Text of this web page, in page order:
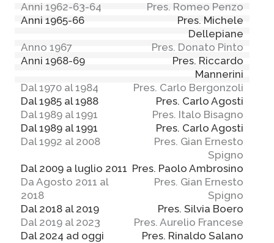
Anni 1962-63-64
Pres. Romeo Penzo
Anni 1965-66
Pres. Michele
Dellepiane
Anno 1967
Pres. Donato Pinto
Anni 1968-69
Pres. Riccardo
Mannerini
Dal 1970 al 1984
Pres. Carlo Bergonzoli
Dal 1985 al 1988
Pres. Carlo Agosti
Dal 1989 al 1991
Pres. Italo Bisagno
Dal 1989 al 1991
Pres. Carlo Agosti
Dal 1992 al 2008
Pres. Gian Ernesto
Spigno
Dal 2009 a luglio 2011 Pres. Paolo Ambrosino
Da Agosto 2011 al
2018
Pres. Gian Ernesto
Spigno
Dal 2018 al 2019
Pres. Silvia Boero
Dal 2019 al 2023
Pres. Aurelio Francese
Dal 2024 ad oggi
Pres. Rinaldo Salano